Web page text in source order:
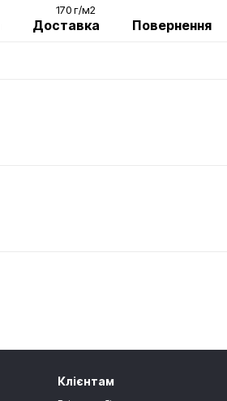
170 г/м2
Доставка Повернення
Клієнтам